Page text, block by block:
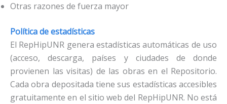
Otras razones de fuerza mayor
Política de estadísticas
El RepHipUNR genera estadísticas automáticas de uso
(acceso, descarga, países y ciudades de donde
provienen las visitas) de las obras en el Repositorio.
Cada obra depositada tiene sus estadísticas accesibles
gratuitamente en el sitio web del RepHipUNR. No está